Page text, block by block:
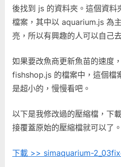
後找到 js 的資料夾。這個資
檔案，其中以 aquarium.js 為
亮，所以有興趣的人可以自己
如果要改魚商更新魚苗的速度
fishshop.js 的檔案中，這個檔
是超小的，慢慢看吧。
以下是我修改過的壓縮檔，下
接覆蓋原始的壓縮檔就可以了。
下載 >> simaquarium-